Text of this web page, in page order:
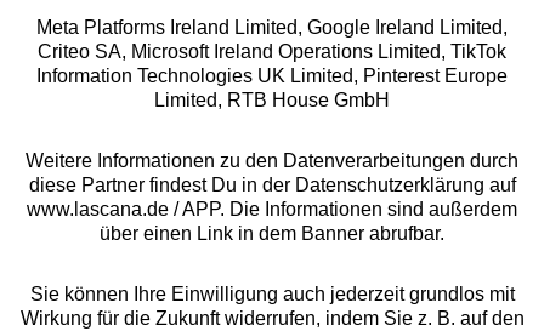
Alle Preise inkl. MwSt., zzgl.
Versandkosten
** Bonität vorausgesetzt, berechtigt zur Bonitätsprüfung
Meta Platforms Ireland Limited, Google Ireland Limited,
Criteo SA, Microsoft Ireland Operations Limited, TikTok
Information Technologies UK Limited, Pinterest Europe
Limited, RTB House GmbH
Weitere Informationen zu den Datenverarbeitungen durch
diese Partner findest Du in der Datenschutzerklärung auf
www.lascana.de / APP. Die Informationen sind außerdem
über einen Link in dem Banner abrufbar.
Sie können Ihre Einwilligung auch jederzeit grundlos mit
Wirkung für die Zukunft widerrufen, indem Sie z. B. auf den